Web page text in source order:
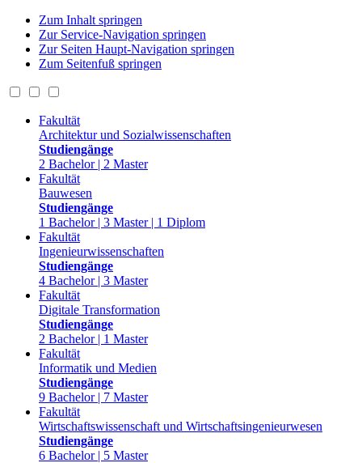
Zum Inhalt springen
Zur Service-Navigation springen
Zur Seiten Haupt-Navigation springen
Zum Seitenfuß springen
Fakultät
Architektur und Sozialwissenschaften
Studiengänge
2 Bachelor | 2 Master
Fakultät
Bauwesen
Studiengänge
1 Bachelor | 3 Master | 1 Diplom
Fakultät
Ingenieurwissenschaften
Studiengänge
4 Bachelor | 3 Master
Fakultät
Digitale Transformation
Studiengänge
2 Bachelor | 1 Master
Fakultät
Informatik und Medien
Studiengänge
9 Bachelor | 7 Master
Fakultät
Wirtschaftswissenschaft und Wirtschaftsingenieurwesen
Studiengänge
6 Bachelor | 5 Master